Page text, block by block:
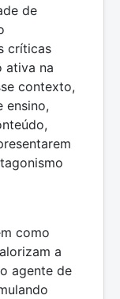
de
críticas
ativa na
contexto,
ensino,
como
a
agente de